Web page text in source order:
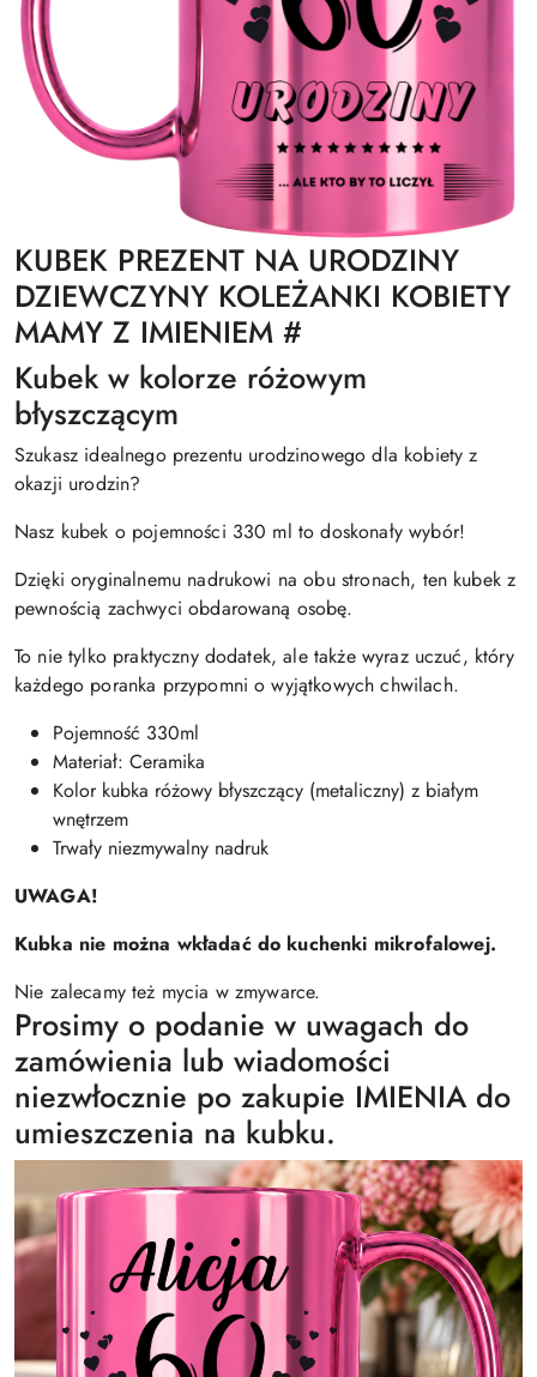
KUBEK PREZENT NA URODZINY
DZIEWCZYNY KOLEŻANKI KOBIETY
MAMY Z IMIENIEM #
Kubek w kolorze różowym
błyszczącym
Szukasz idealnego prezentu urodzinowego dla kobiety z
okazji urodzin?
Nasz kubek o pojemności 330 ml to doskonały wybór!
Dzięki oryginalnemu nadrukowi na obu stronach, ten kubek z
pewnością zachwyci obdarowaną osobę.
To nie tylko praktyczny dodatek, ale także wyraz uczuć, który
każdego poranka przypomni o wyjątkowych chwilach.
Pojemność 330ml
Materiał: Ceramika
Kolor kubka różowy błyszczący (metaliczny) z białym
wnętrzem
Trwały niezmywalny nadruk
UWAGA!
Kubka nie można wkładać do kuchenki mikrofalowej.
Nie zalecamy też mycia w zmywarce.
Prosimy o podanie w uwagach do
zamówienia lub wiadomości
niezwłocznie po zakupie IMIENIA do
umieszczenia na kubku.